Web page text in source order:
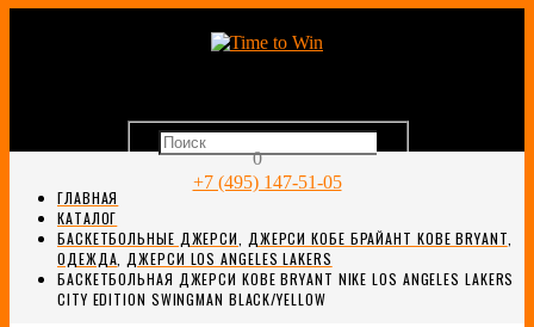
0
+7 (495) 147-51-05
ГЛАВНАЯ
КАТАЛОГ
БАСКЕТБОЛЬНЫЕ ДЖЕРСИ
ДЖЕРСИ КОБЕ БРАЙАНТ KOBE BRYANT
ОДЕЖДА ДЖЕРСИ LOS ANGELES LAKERS
БАСКЕТБОЛЬНАЯ ДЖЕРСИ KOBE BRYANT NIKE LOS ANGELES LAKERS
CITY EDITION SWINGMAN BLACK/YELLOW